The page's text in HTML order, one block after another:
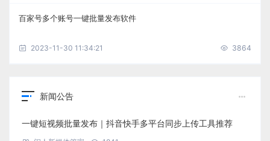
百家号多个账号一键批量发布软件
2023-11-30 11:34:21 3864
新闻公告
一键短视频批量发布｜抖音快手多平台同步上传工具推荐